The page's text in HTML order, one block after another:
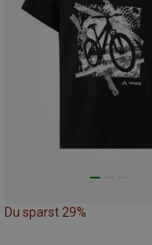
Du sparst 29%